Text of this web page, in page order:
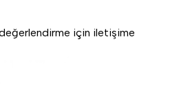
değerlendirme için iletişime